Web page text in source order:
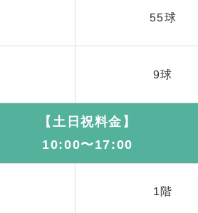
55球
9球
【土日祝料金】
10:00〜17:00
1階